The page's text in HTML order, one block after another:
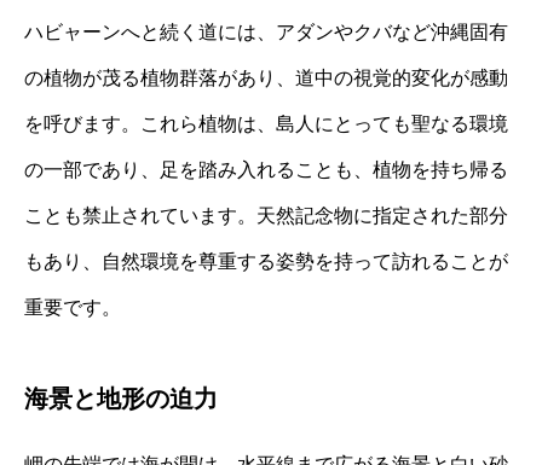
ハビャーンへと続く道には、アダンやクバなど沖縄固有
の植物が茂る植物群落があり、道中の視覚的変化が感動
を呼びます。これら植物は、島人にとっても聖なる環境
の一部であり、足を踏み入れることも、植物を持ち帰る
ことも禁止されています。天然記念物に指定された部分
もあり、自然環境を尊重する姿勢を持って訪れることが
重要です。
海景と地形の迫力